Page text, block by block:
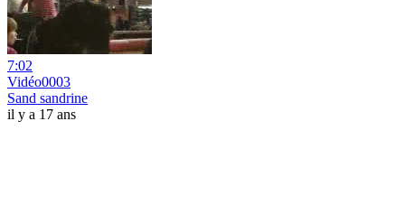
7:02
Vidéo0003
Sand sandrine
il y a 17 ans